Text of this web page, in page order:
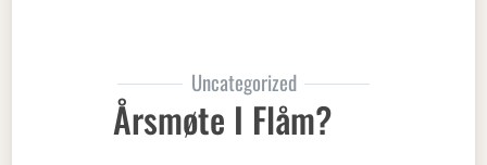
Uncategorized
Årsmøte I Flåm?